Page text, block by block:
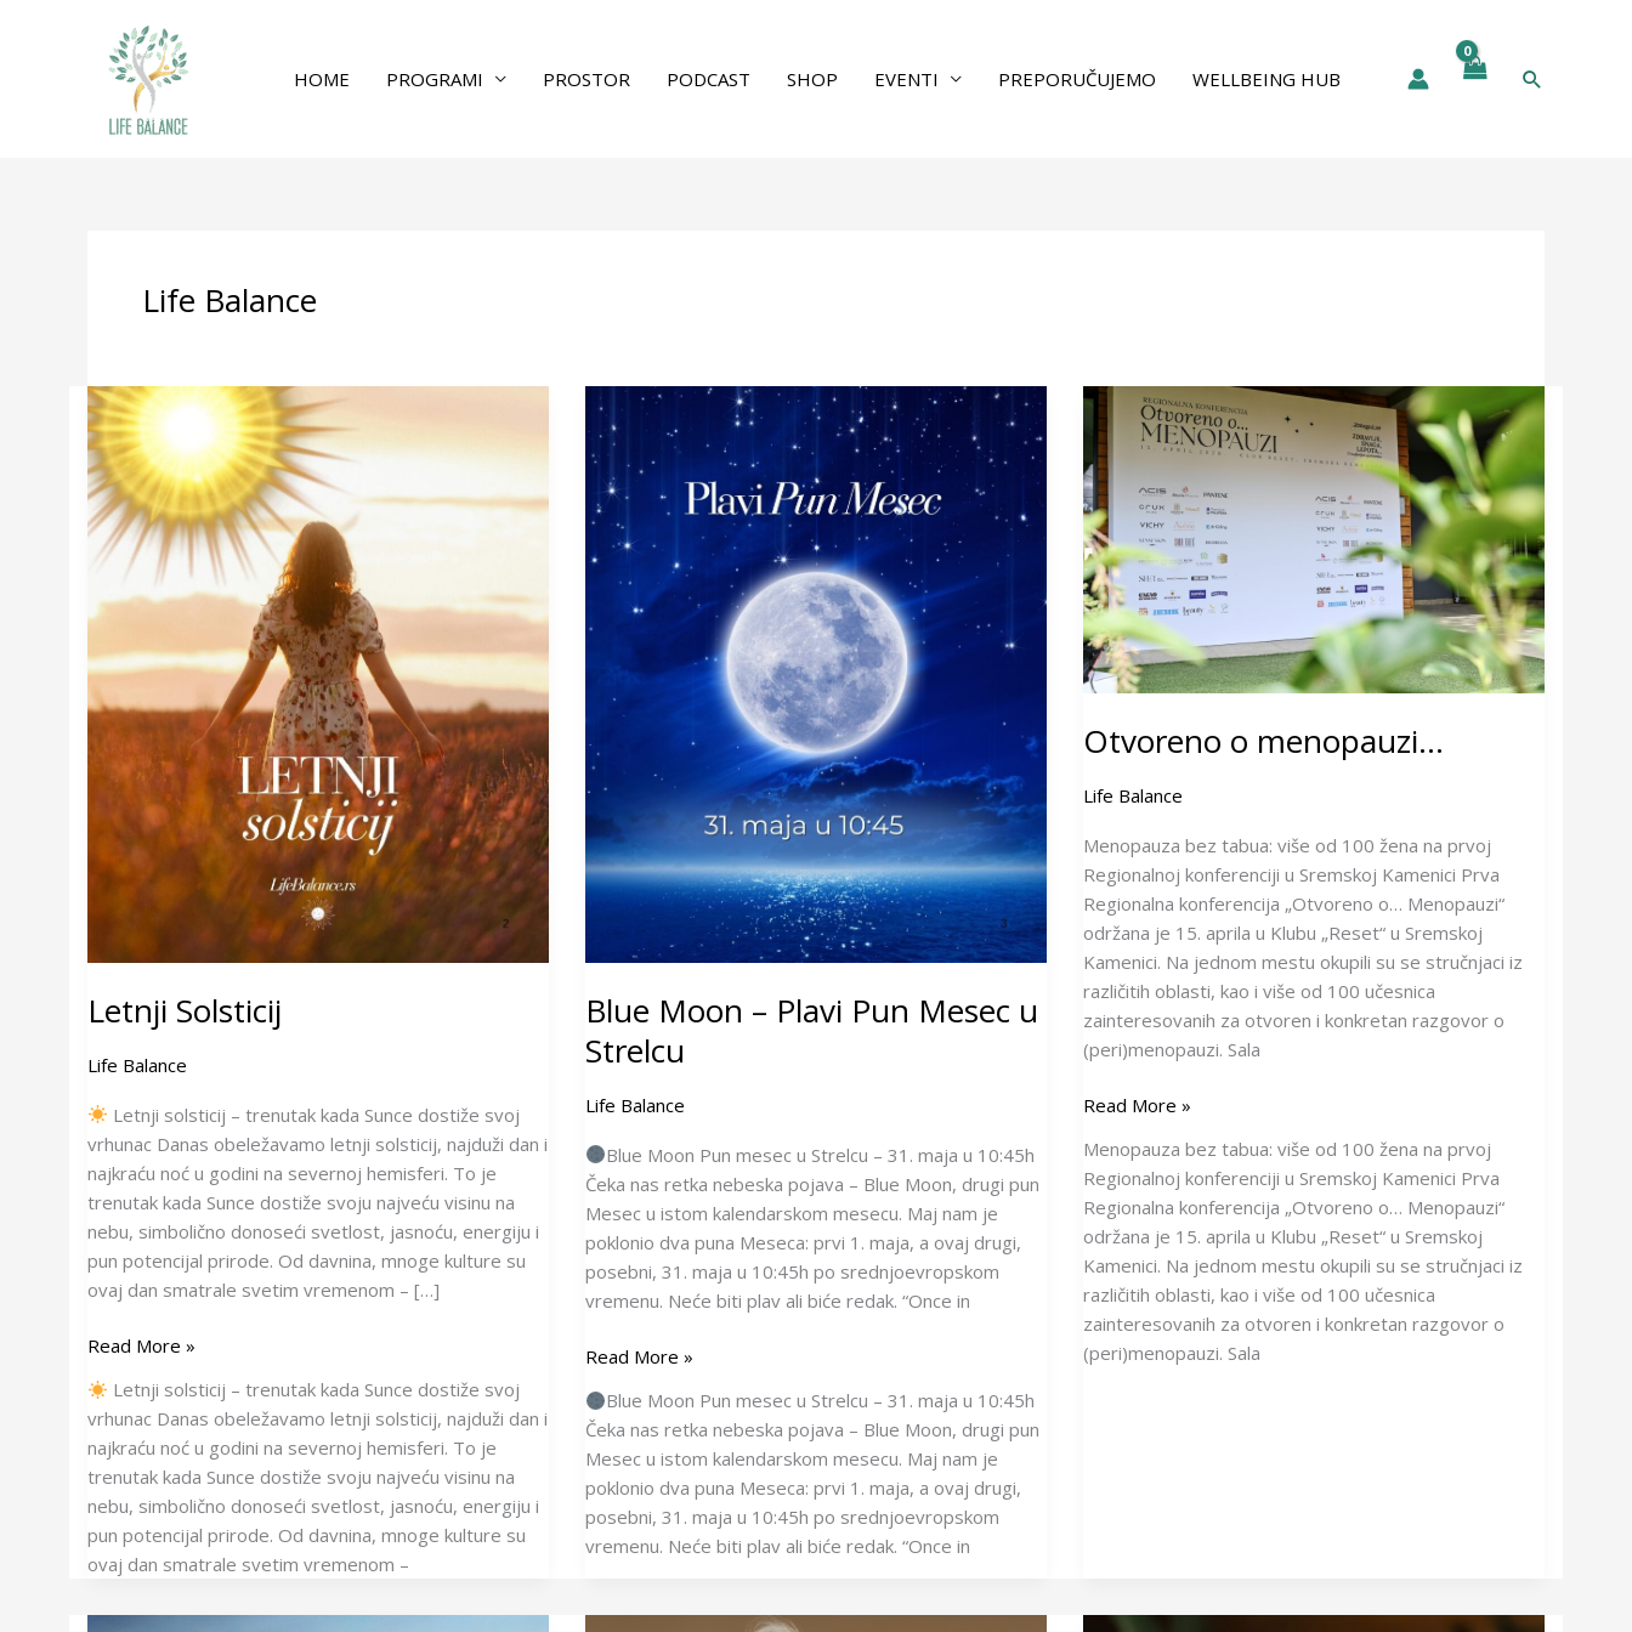
HOME PROGRAMI PROSTOR PODCAST SHOP EVENTI PREPORUČUJEMO WELLBEING HUB Pretraga
Life Balance
Letnji Solsticij
Life Balance
Letnji solsticij – trenutak kada Sunce dostiže svoj
vrhunac Danas obeležavamo letnji solsticij, najduži dan i
najkraću noć u godini na severnoj hemisferi. To je
trenutak kada Sunce dostiže svoju najveću visinu na
nebu, simbolično donoseći svetlost, jasnoću, energiju i
pun potencijal prirode. Od davnina, mnoge kulture su
ovaj dan smatrale svetim vremenom – […]
Letnji
Solsticij
Read More »
Letnji solsticij – trenutak kada Sunce dostiže svoj
vrhunac Danas obeležavamo letnji solsticij, najduži dan i
najkraću noć u godini na severnoj hemisferi. To je
trenutak kada Sunce dostiže svoju najveću visinu na
nebu, simbolično donoseći svetlost, jasnoću, energiju i
pun potencijal prirode. Od davnina, mnoge kulture su
ovaj dan smatrale svetim vremenom –
Blue Moon – Plavi Pun Mesec u
Strelcu
Life Balance
Blue Moon Pun mesec u Strelcu – 31. maja u 10:45h
Čeka nas retka nebeska pojava – Blue Moon, drugi pun
Mesec u istom kalendarskom mesecu. Maj nam je
poklonio dva puna Meseca: prvi 1. maja, a ovaj drugi,
posebni, 31. maja u 10:45h po srednjoevropskom
vremenu. Neće biti plav ali biće redak. “Once in
Blue
Moon
–
Plavi
Pun
Mesec
Strelcu
Read More »
Blue Moon Pun mesec u Strelcu – 31. maja u 10:45h
Čeka nas retka nebeska pojava – Blue Moon, drugi pun
Mesec u istom kalendarskom mesecu. Maj nam je
poklonio dva puna Meseca: prvi 1. maja, a ovaj drugi,
posebni, 31. maja u 10:45h po srednjoevropskom
vremenu. Neće biti plav ali biće redak. “Once in
Otvoreno o menopauzi…
Life Balance
Menopauza bez tabua: više od 100 žena na prvoj
Regionalnoj konferenciji u Sremskoj Kamenici Prva
Regionalna konferencija „Otvoreno o… Menopauzi“
održana je 15. aprila u Klubu „Reset“ u Sremskoj
Kamenici. Na jednom mestu okupili su se stručnjaci iz
različitih oblasti, kao i više od 100 učesnica
zainteresovanih za otvoren i konkretan razgovor o
(peri)menopauzi. Sala
Otvoreno
menopauzi…
Read More »
Menopauza bez tabua: više od 100 žena na prvoj
Regionalnoj konferenciji u Sremskoj Kamenici Prva
Regionalna konferencija „Otvoreno o… Menopauzi“
održana je 15. aprila u Klubu „Reset“ u Sremskoj
Kamenici. Na jednom mestu okupili su se stručnjaci iz
različitih oblasti, kao i više od 100 učesnica
zainteresovanih za otvoren i konkretan razgovor o
(peri)menopauzi. Sala